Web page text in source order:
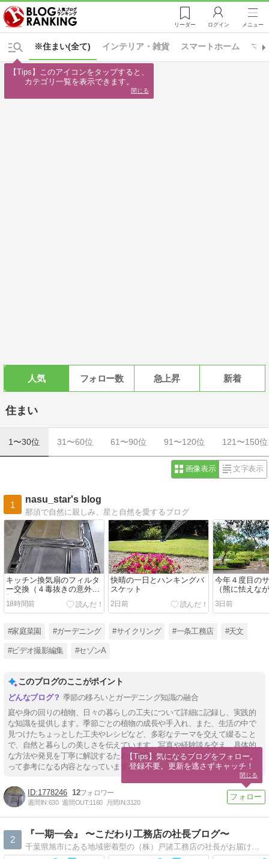
リーダー ログイン メニュー
※住まい(全て) インテリア・雑貨 スマートホーム マ
人気 フォロー数 急上昇 新着
住まい
1〜30位 31〜60位 61〜90位 91〜120位 121〜150位
画像表示 文字表示
1
nasu_star's blog
那須で自然に親しみ、星と自然を愛するブログ
キッチン換気扇のフィルタ
ー交換（４毒抜きの意外な
効果）
18時間前
快晴の一日とハンキングバ
スケット
2日前
今年４度目の
（熊に怯えな
3日前
#家庭菜園 #ガーデニング #サイクリング #一条工務店 #天文
#ビデオ撮影編集 #セゾンA
このブログのここがポイント
季節の移ろいとガーデニング知識の融合
庭や身の回りの植物、日々の暮らしの工夫について詳細に記録し、実践的
な知識を提供します。季節ごとの植物の成長や手入れ、また、生活の中で
見つけたちょっとした工夫やレシピなど、多彩なテーマを交えて綴ること
で、自然と暮らしの美しさを伝えています。写真や経験談を交え、具体的
な方法や発見を丁寧に解説するため、園芸や暮らしを豊かにしたい方にと
って参考になる内容となっています。
1778246 12
週間IN:630 週間OUT:1160 月間IN:3120
2
『一期一会』 〜こだわり工務店の社長ブログ〜
千葉県旭市にある地域密着型の（株）戸諸工務店の社長がお届けする毎日の奔走日記です。お客様の為にニシヘヒガシヘ全力で頑張ってます＾＾！
【Tips】このアイコンをタップすると、
カテゴリ一覧を表示できます。
閉じる
【Tips】気になるブログをフォロー。
登録不要。更新を逃さずキャッチ！
閉じる